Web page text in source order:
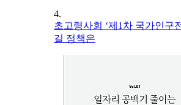
4.
초고령사회 ‘제1차 국가인구
길 정책은